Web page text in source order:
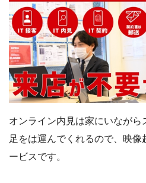
オンライン内見は家にいなが
足をは運んでくれるので、映
ービスです。